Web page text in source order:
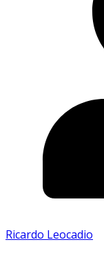
Ricardo Leocadio